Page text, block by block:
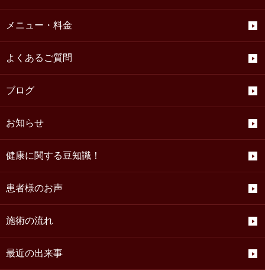
メニュー・料金
よくあるご質問
ブログ
お知らせ
健康に関する豆知識！
患者様のお声
施術の流れ
最近の出来事